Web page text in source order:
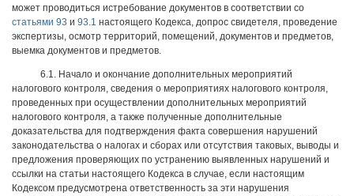
может проводиться истребование документов в соответствии со
статьями 93 и 93.1 настоящего Кодекса, допрос свидетеля, проведение
экспертизы, осмотр территорий, помещений, документов и предметов,
выемка документов и предметов.
6.1. Начало и окончание дополнительных мероприятий
налогового контроля, сведения о мероприятиях налогового контроля,
проведенных при осуществлении дополнительных мероприятий
налогового контроля, а также полученные дополнительные
доказательства для подтверждения факта совершения нарушений
законодательства о налогах и сборах или отсутствия таковых, выводы и
предложения проверяющих по устранению выявленных нарушений и
ссылки на статьи настоящего Кодекса в случае, если настоящим
Кодексом предусмотрена ответственность за эти нарушения